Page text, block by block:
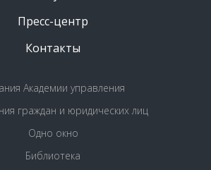
Пресс-центр
Контакты
Академии управления
граждан и юридических лиц
Одно окно
Библиотека